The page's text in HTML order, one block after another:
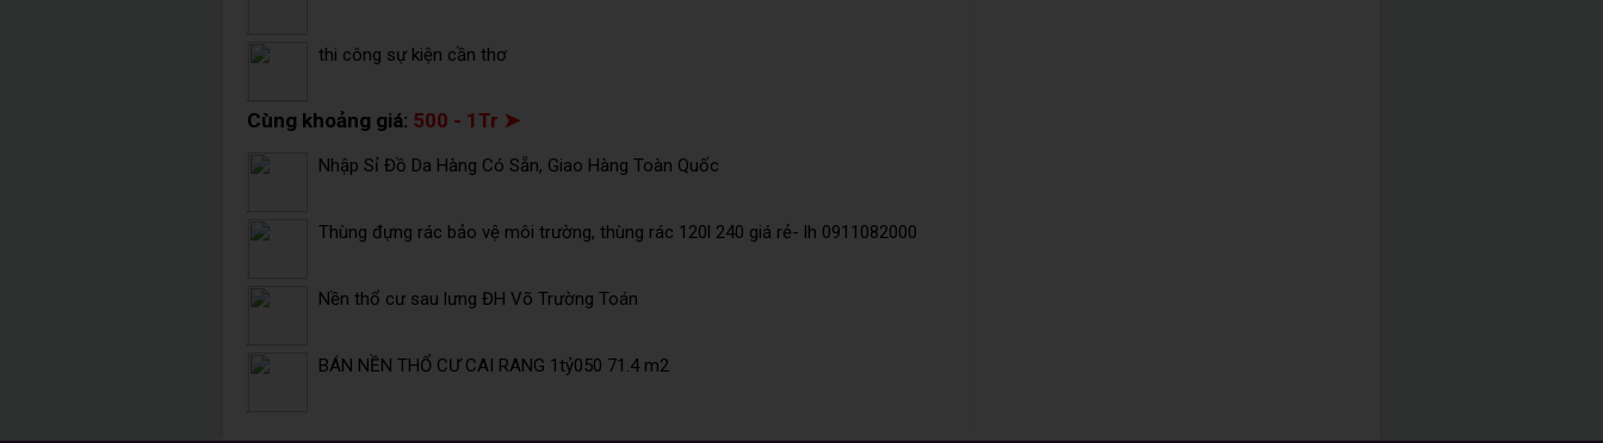
thi công sự kiện cần thơ
Cùng khoảng giá: 500 - 1Tr ➤
Nhập Sỉ Đồ Da Hàng Có Sẵn, Giao Hàng Toàn Quốc
Thùng đựng rác bảo vệ môi trường, thùng rác 120l 240 giá rẻ- lh 0911082000
Nền thổ cư sau lưng ĐH Võ Trường Toán
BÁN NỀN THỔ CƯ CAI RANG 1tỷ050 71.4 m2